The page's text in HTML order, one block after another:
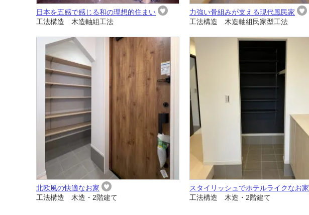
日本を五感で感じる和の理想的住まい
工法構造 木造軸組工法
力強い骨組みが支える現代風民家
工法構造 木造軸組民家型工法
北欧風の快適なお家
工法構造 木造・2階建て
スタイリッシュでホテルライクなお家
工法構造 木造・2階建て